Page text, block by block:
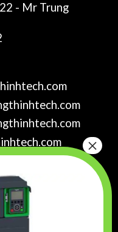
- Mr Trung